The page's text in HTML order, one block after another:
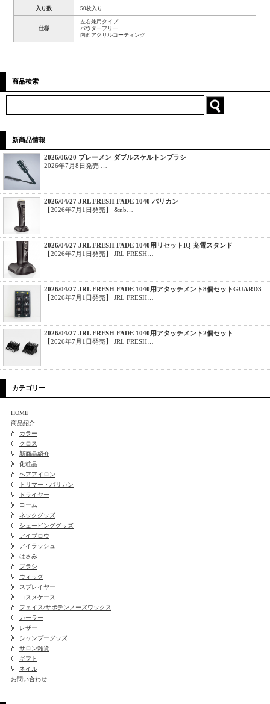
入り数 50枚入り
仕様
左右兼用タイプ
パウダーフリー
内面アクリルコーティング
商品検索
新商品情報
2026/06/20 ブレーメン ダブルスケルトンブラシ
2026年7月8日発売 …
2026/04/27 JRL FRESH FADE 1040 バリカン
【2026年7月1日発売】 &nb…
2026/04/27 JRL FRESH FADE 1040用リセットIQ 充電スタンド
【2026年7月1日発売】 JRL FRESH…
2026/04/27 JRL FRESH FADE 1040用アタッチメント8個セットGUARD3
【2026年7月1日発売】 JRL FRESH…
2026/04/27 JRL FRESH FADE 1040用アタッチメント2個セット
【2026年7月1日発売】 JRL FRESH…
カテゴリー
HOME
商品紹介
カラー
クロス
新商品紹介
化粧品
ヘアアイロン
トリマー・バリカン
ドライヤー
コーム
ネックグッズ
シェービンググッズ
アイブロウ
アイラッシュ
はさみ
ブラシ
ウィッグ
スプレイヤー
コスメケース
フェイス/サボテンノーズワックス
カーラー
レザー
シャンプーグッズ
サロン雑貨
ギフト
ネイル
お問い合わせ